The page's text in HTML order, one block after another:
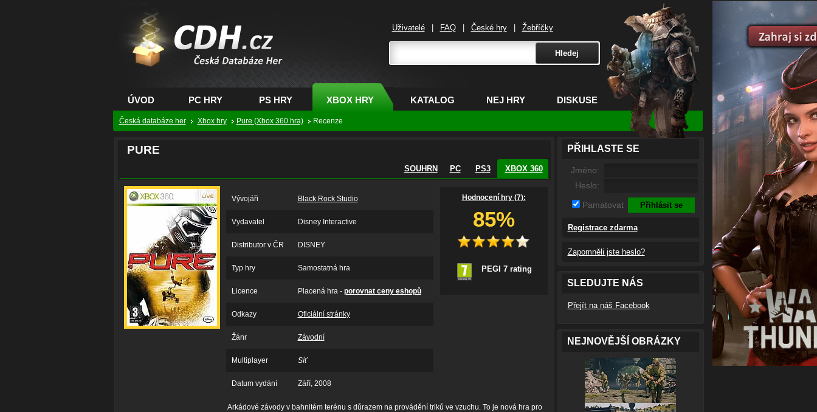
CDH.cz - hry na PC,
PS, XBOX - Česká
databáze her
Uživatelé FAQ České hry Žebříčky
ÚVOD PC HRY PS HRY XBOX HRY KATALOG NEJ HRY DISKUSE
Česká databáze her Xbox hry Pure (Xbox 360 hra) Recenze
PURE
SOUHRN PC PS3 XBOX 360
Vývojáři Black Rock Studio
Vydavatel Disney Interactive
Distributor v ČR DISNEY
Typ hry Samostatná hra
Licence Placená hra - porovnat ceny eshopů
Odkazy Oficiální stránky
Žánr Závodní
Multiplayer Síť
Datum vydání Září, 2008
Hodnocení hry (7):
85%
PEGI 7 rating
Arkádové závody v bahnitém terénu s důrazem na provádění triků ve vzuchu. To je nová hra pro
PŘIHLASTE SE
Jméno:
Heslo:
Pamatovat
Registrace zdarma
Zapomněli jste heslo?
SLEDUJTE NÁS
Přejít na náš Facebook
NEJNOVĚJŠÍ OBRÁZKY